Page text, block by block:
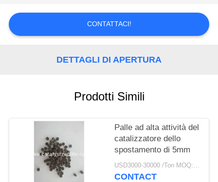
CASI
MAPPA
POLICY
CONTATTACI!
DETTAGLI DI APERTURA
Prodotti Simili
Palle ad alta attività del
catalizzatore dello
spostamento di 5mm
USD3000-30000 /Ton MOQ:1 chilogrammo
CONTACT